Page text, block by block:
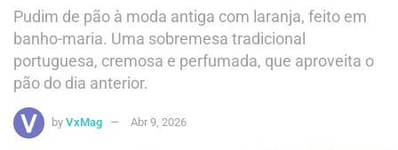
Pudim de pão à moda antiga com laranja, feito em
banho-maria. Uma sobremesa tradicional
portuguesa, cremosa e perfumada, que aproveita o
pão do dia anterior.
by VxMag Abr 9, 2026